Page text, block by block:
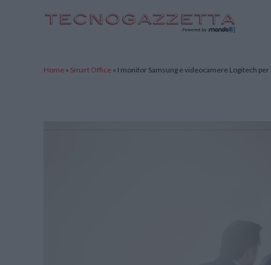
Home » Smart Office » I monitor Samsung e videocamere Logitech